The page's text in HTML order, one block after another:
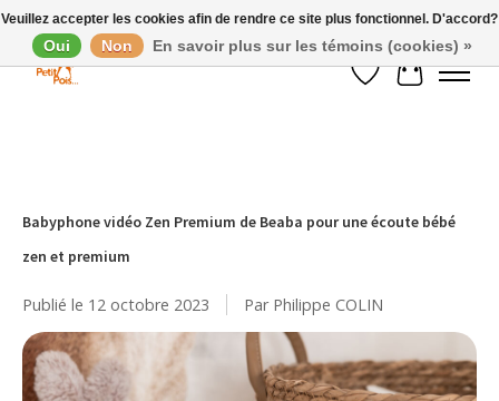
Liste de souhaits
Panier
Babyphone vidéo Zen Premium de Beaba pour une écoute bébé
zen et premium
Publié le 12 octobre 2023 Par Philippe COLIN
Veuillez accepter les cookies afin de rendre ce site plus fonctionnel. D'accord?
Oui Non En savoir plus sur les témoins (cookies) »